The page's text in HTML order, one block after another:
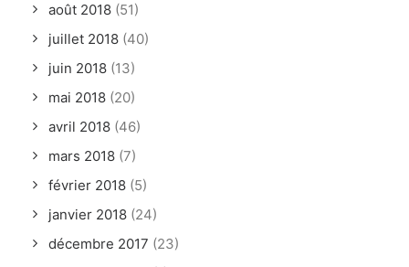
août 2018 (51)
juillet 2018 (40)
juin 2018 (13)
mai 2018 (20)
avril 2018 (46)
mars 2018 (7)
février 2018 (5)
janvier 2018 (24)
décembre 2017 (23)